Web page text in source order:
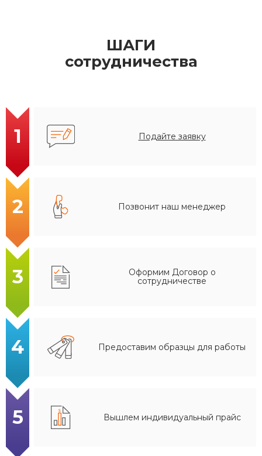
ШАГИ
сотрудничества
1 Подайте заявку
2 Позвонит наш менеджер
3
Оформим Договор о
сотрудничестве
4 Предоставим образцы для работы
5 Вышлем индивидуальный прайс